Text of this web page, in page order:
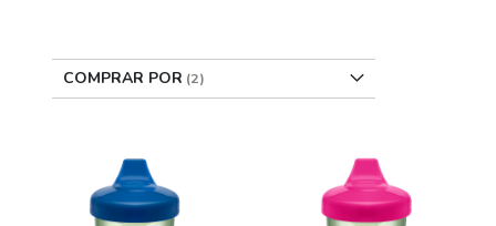
COMPRAR POR